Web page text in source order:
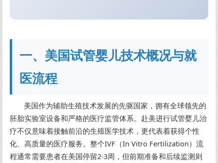
一、美国试管婴儿技术概况与就
医流程
美国作为辅助生殖技术发展的先驱国家，拥有全球领先的
胚胎实验室设备和严格的医疗监管体系。赴美进行试管婴儿治
疗不仅意味着接触前沿的生殖医学技术，更代表着获得个性
化、高质量的医疗服务。整个IVF（In Vitro Fertilization）流
程通常需要患者在美国停留2-3周，但前期准备和后续监测则